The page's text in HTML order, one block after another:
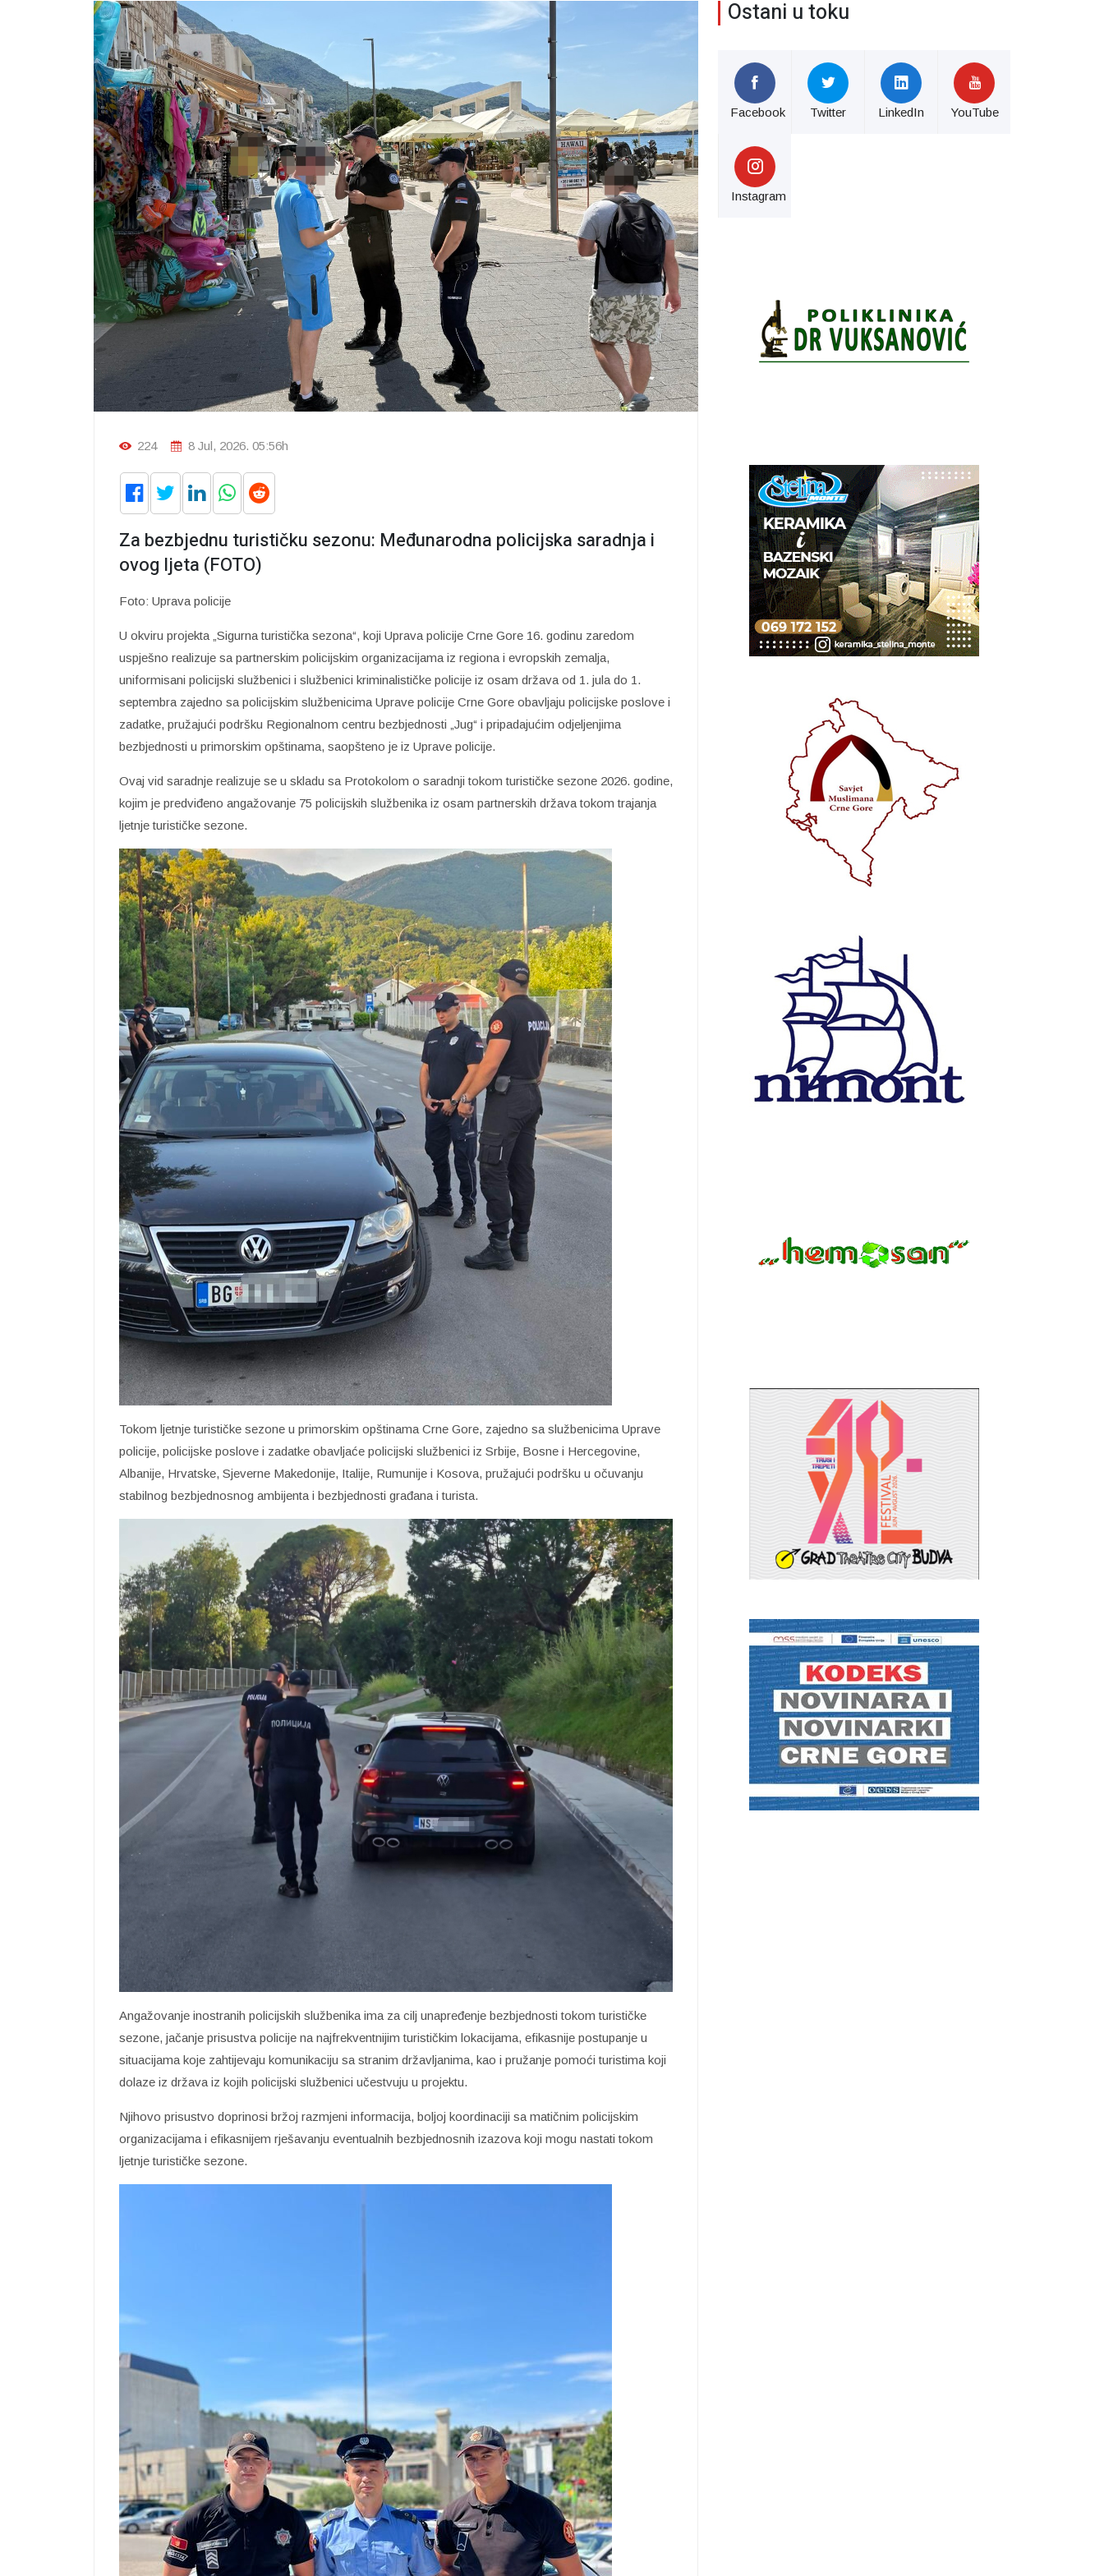
224 8 Jul, 2026. 05:56h
Za bezbjednu turističku sezonu: Međunarodna policijska saradnja i
ovog ljeta (FOTO)
Foto: Uprava policije
U okviru projekta „Sigurna turistička sezona“, koji Uprava policije Crne Gore 16. godinu zaredom
uspješno realizuje sa partnerskim policijskim organizacijama iz regiona i evropskih zemalja,
uniformisani policijski službenici i službenici kriminalističke policije iz osam država od 1. jula do 1.
septembra zajedno sa policijskim službenicima Uprave policije Crne Gore obavljaju policijske poslove i
zadatke, pružajući podršku Regionalnom centru bezbjednosti „Jug“ i pripadajućim odjeljenjima
bezbjednosti u primorskim opštinama, saopšteno je iz Uprave policije.
Ovaj vid saradnje realizuje se u skladu sa Protokolom o saradnji tokom turističke sezone 2026. godine,
kojim je predviđeno angažovanje 75 policijskih službenika iz osam partnerskih država tokom trajanja
ljetnje turističke sezone.
Tokom ljetnje turističke sezone u primorskim opštinama Crne Gore, zajedno sa službenicima Uprave
policije, policijske poslove i zadatke obavljaće policijski službenici iz Srbije, Bosne i Hercegovine,
Albanije, Hrvatske, Sjeverne Makedonije, Italije, Rumunije i Kosova, pružajući podršku u očuvanju
stabilnog bezbjednosnog ambijenta i bezbjednosti građana i turista.
Angažovanje inostranih policijskih službenika ima za cilj unapređenje bezbjednosti tokom turističke
sezone, jačanje prisustva policije na najfrekventnijim turističkim lokacijama, efikasnije postupanje u
situacijama koje zahtijevaju komunikaciju sa stranim državljanima, kao i pružanje pomoći turistima koji
dolaze iz država iz kojih policijski službenici učestvuju u projektu.
Njihovo prisustvo doprinosi bržoj razmjeni informacija, boljoj koordinaciji sa matičnim policijskim
organizacijama i efikasnijem rješavanju eventualnih bezbjednosnih izazova koji mogu nastati tokom
ljetnje turističke sezone.
Ostani u toku
Facebook Twitter LinkedIn YouTube
Instagram